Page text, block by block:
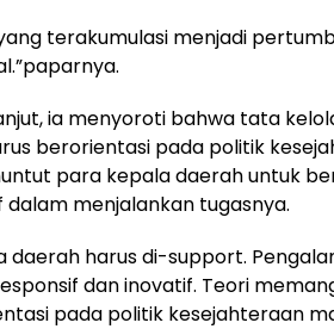
terakumulasi menjadi
ia menyoroti bahwa tata
berorientasi pada politik
para kepala daerah untuk
dalam menjalankan tugasnya.
daerah harus di-support.
dan inovatif. Teori
pada politik kesejahteraan